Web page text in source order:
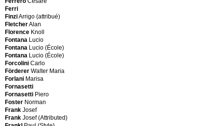
(Style)
Caleca
Francois
Camilli
Sergio
Campana
Frères
Campanini
Luciano
Campi
Antonia
Campi
Antonia
(Style)
Campo
Franco
Colliati
Colombo
Comfort
Contura
Copeland
&
Garrett
Cor
Coronell
Electro
Cristal
Art
Curtis
Jere
Ferri
FinziArrigo (attribué)
FletcherAlan
Florence Knoll
Fontana Lucio
Fontana Lucio (École)
Fontana Lucio (École)
Forcolini Carlo
Förderer Walter Maria
Forlani Marisa
Fornasetti
Fornasetti Piero
Foster Norman
Frank Josef
Frank Josef (Attributed)